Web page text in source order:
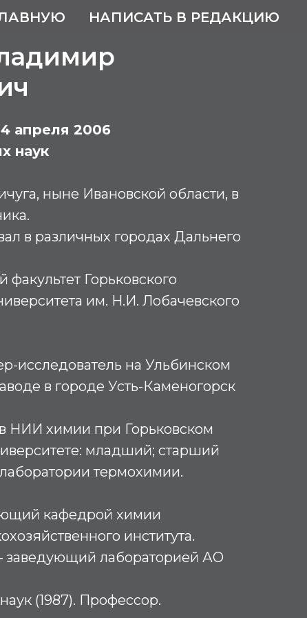
НАПИСАТЬ В РЕДАКЦИЮ
апреля 2006
наук
ныне Ивановской области, в
в различных городах Дальнего
Горьковского
им. Н.И. Лобачевского
исследователь на Ульбинском
в городе Усть-Каменогорск
НИИ химии при Горьковском
младший; старший
термохимии.
кафедрой химии
института.
заведующий лабораторией АО
(1987). Профессор.